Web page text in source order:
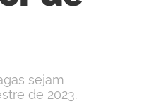
sejam
de 2023.